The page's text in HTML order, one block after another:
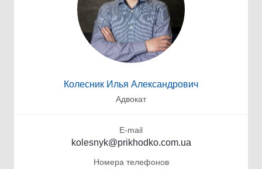
Колесник Илья Александрович
Адвокат
E-mail
kolesnyk@prikhodko.com.ua
Номера телефонов